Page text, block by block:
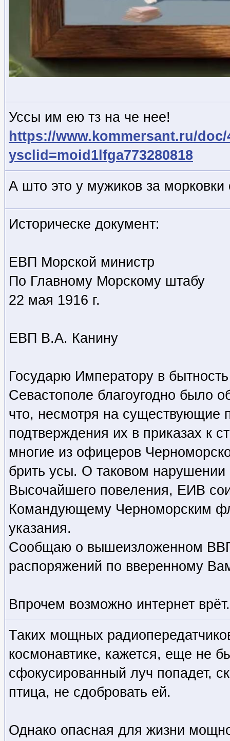
Уссы им ею тз на че нее!
https://www.kommersant.ru/doc/
ysclid=moid1lfga773280818
А што это у мужиков за морковки
Историческе документ:
ЕВП Морской министр
По Главному Морскому штабу
22 мая 1916 г.
ЕВП В.А. Канину
Государю Императору в
Севастополе благоугодно было
что, несмотря на существующие
подтверждения их в приказах к
многие из офицеров
брить усы. О таковом
Высочайшего повеления, ЕИВ
Командующему Черноморским
указания.
Сообщаю о вышеизложенном
распоряжений по вверенному
Впрочем возможно интернет врёт.
Таких мощных
космонавтике, кажется, еще не
сфокусированный луч попадет,
птица, не сдобровать ей.
Однако опасная для жизни